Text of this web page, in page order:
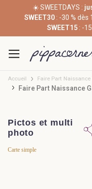
☀️ SWEETDAYS :
SWEET30: -30 % dès
SWEET15 : -
Accueil Faire Part Naissance
Faire Part Naissance
Pictos et multi
photo
Carte simple